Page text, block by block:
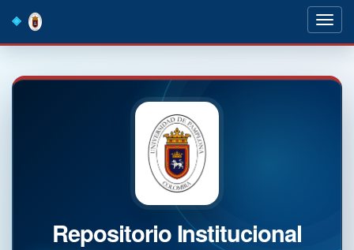
navigation
Repositorio Institucional